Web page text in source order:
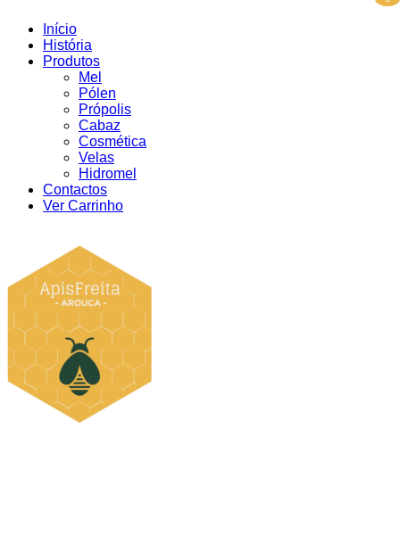
Início
História
Produtos
Mel
Pólen
Própolis
Cabaz
Cosmética
Velas
Hidromel
Contactos
Ver Carrinho